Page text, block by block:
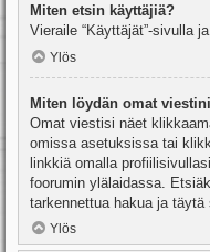
Miten etsin käyttäjiä?
Vieraile “Käyttäjät”-sivulla
Ylös
Miten löydän omat
Omat viestisi näet
omissa asetuksissa tai
linkkiä omalla
foorumin ylälaidassa.
tarkennettua hakua ja täytä
Ylös